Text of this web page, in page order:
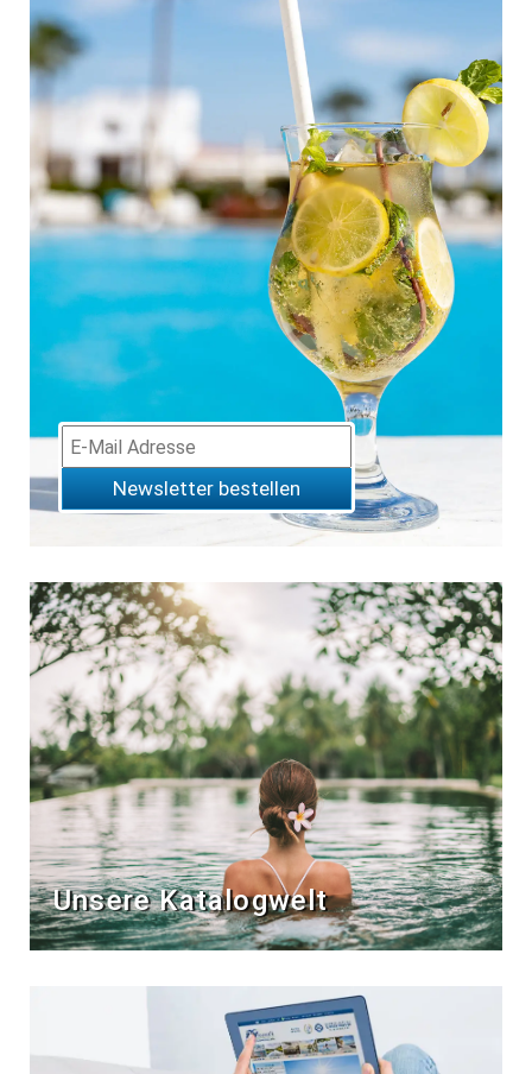
Newsletter bestellen
Unsere Katalogwelt